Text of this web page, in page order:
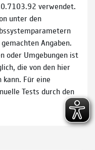
verwendet.
unter den
Angaben.
oder Umgebungen ist
die von den hier
kann. Für eine
Tests durch den